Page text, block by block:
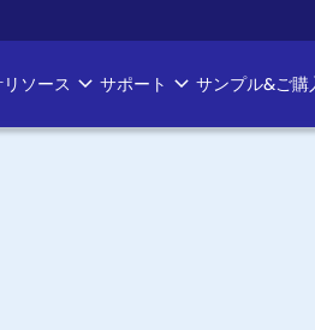
ソース サポート サンプル&ご購